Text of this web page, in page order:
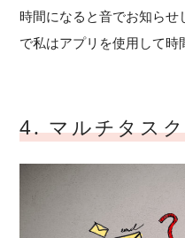
時間になると音でお知ら
で私はアプリを使用して時
4. マルチタス